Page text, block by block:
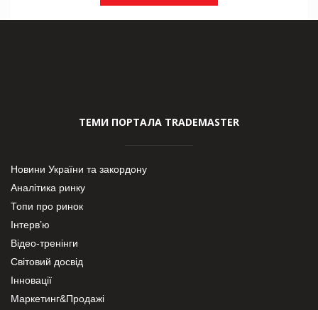
ТЕМИ ПОРТАЛА TRADEMASTER
Новини України та закордону
Аналітика ринку
Топи про ринок
Інтерв’ю
Відео-тренінги
Світовий досвід
Інновації
Маркетинг&Продажі